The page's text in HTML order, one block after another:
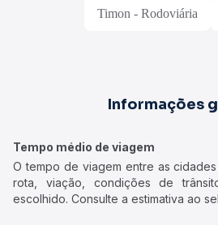
Timon - Rodoviária
Informações
Tempo médio de viagem
O tempo de viagem entre as
rota, viação, condições de
escolhido. Consulte a estimativa ao